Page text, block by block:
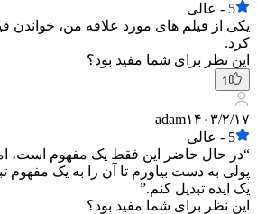
5
- عالی
یکی از فیلم های مورد علاقه من، خواندن
کرد.
این نظر برای شما مفید بود؟
1
adam۱۴۰۳/۲/۱۷
5
- عالی
“در حال حاضر این فقط یک مفهوم است،
پولی به دست بیاورم تا آن را به یک مفهوم
یک ایده تبدیل کنم.”
این نظر برای شما مفید بود؟